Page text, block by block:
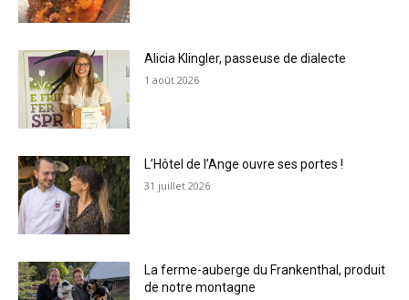
Alicia Klingler, passeuse de dialecte
1 août 2026
L’Hôtel de l’Ange ouvre ses portes !
31 juillet 2026
La ferme-auberge du Frankenthal, produit
de notre montagne